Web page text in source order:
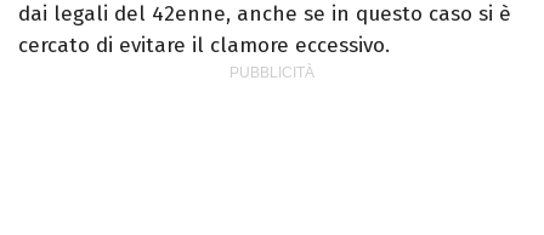
dai legali del 42enne, anche se in questo caso si è
cercato di evitare il clamore eccessivo.